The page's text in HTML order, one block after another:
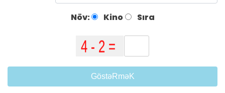
Növ: Kino Sıra
GöstəRməK